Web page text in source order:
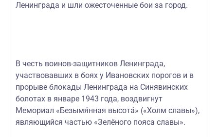
Ленинграда и шли ожесточенные бои за город.
В честь воинов-защитников Ленинграда,
участвовавших в боях у Ивановских порогов и в
прорыве блокады Ленинграда на Синявинских
болотах в январе 1943 года, воздвигнут
Мемориал «Безымя́нная высота́» («Холм славы»),
являющийся частью «Зелёного пояса славы».